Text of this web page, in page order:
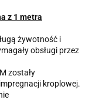
z 1 metra
ługą żywotność i
ły obsługi przez
zostały
kroplowej.